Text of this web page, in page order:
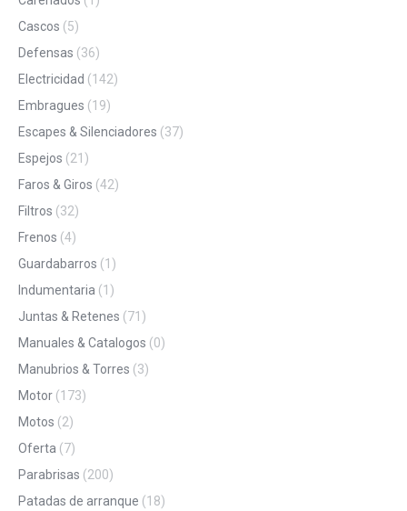
Cascos (5)
Defensas (36)
Electricidad (142)
Embragues (19)
Escapes & Silenciadores (37)
Espejos (21)
Faros & Giros (42)
Filtros (32)
Frenos (4)
Guardabarros (1)
Indumentaria (1)
Juntas & Retenes (71)
Manuales & Catalogos (0)
Manubrios & Torres (3)
Motor (173)
Motos (2)
Oferta (7)
Parabrisas (200)
Patadas de arranque (18)